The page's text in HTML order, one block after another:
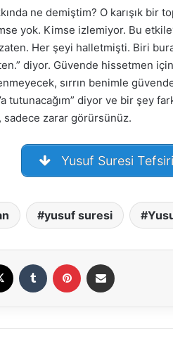
ne demiştim? O karışık bir
yok. Kimse izlemiyor. Bu
zaten. Her şeyi halletmişti. Biri
diyor. Güvende hissetmen
sırrın benimle
tutunacağım” diyor ve bir şey
sadece zarar görürsünüz.
Yusuf Suresi
yusuf suresi
Fasih Arapça
buluşturan
Abdou Salam